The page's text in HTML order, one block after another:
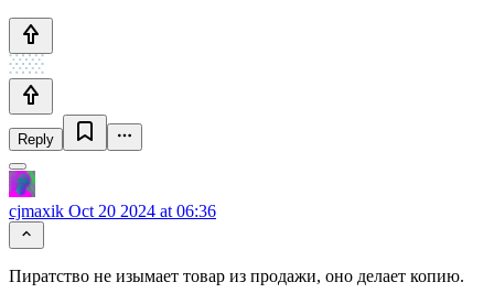
Reply
cjmaxik Oct 20 2024 at 06:36
Пиратство не изымает товар из продажи, оно делает копию.